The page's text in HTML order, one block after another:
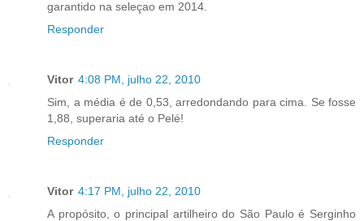
garantido na seleçao em 2014.
Responder
Vitor 4:08 PM, julho 22, 2010
Sim, a média é de 0,53, arredondando para cima. Se fosse
1,88, superaria até o Pelé!
Responder
Vitor 4:17 PM, julho 22, 2010
A propósito, o principal artilheiro do São Paulo é Serginho